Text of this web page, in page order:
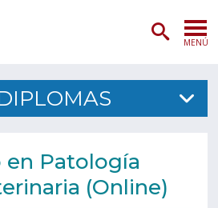
MENÚ
PORTADA
Patología
(Online)